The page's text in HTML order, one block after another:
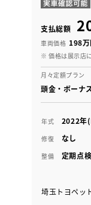
支払総額
車両価格 198万
※ 価格は展示店
月々定額プラン
頭金・ボーナ
年式 2022年
修復 なし
整備 定期点
埼玉トヨペ